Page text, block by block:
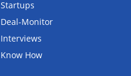
Startups
Deal-Monitor
Interviews
Know How